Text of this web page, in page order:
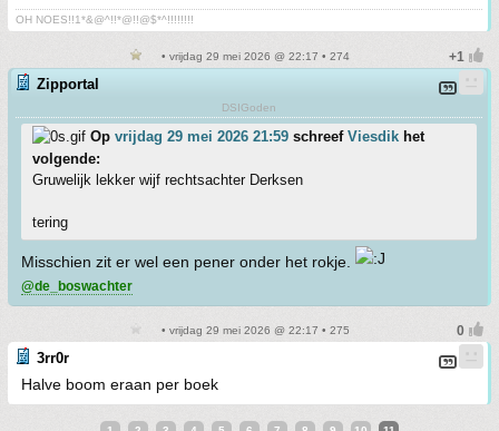
OH NOES!!1*&@^!!*@!!@$*^!!!!!!!!
• vrijdag 29 mei 2026 @ 22:17 • 274
Zipportal
DSIGoden
Op vrijdag 29 mei 2026 21:59 schreef Viesdik het
volgende:
Gruwelijk lekker wijf rechtsachter Derksen
tering
Misschien zit er wel een pener onder het rokje.
@de_boswachter
• vrijdag 29 mei 2026 @ 22:17 • 275
3rr0r
Halve boom eraan per boek